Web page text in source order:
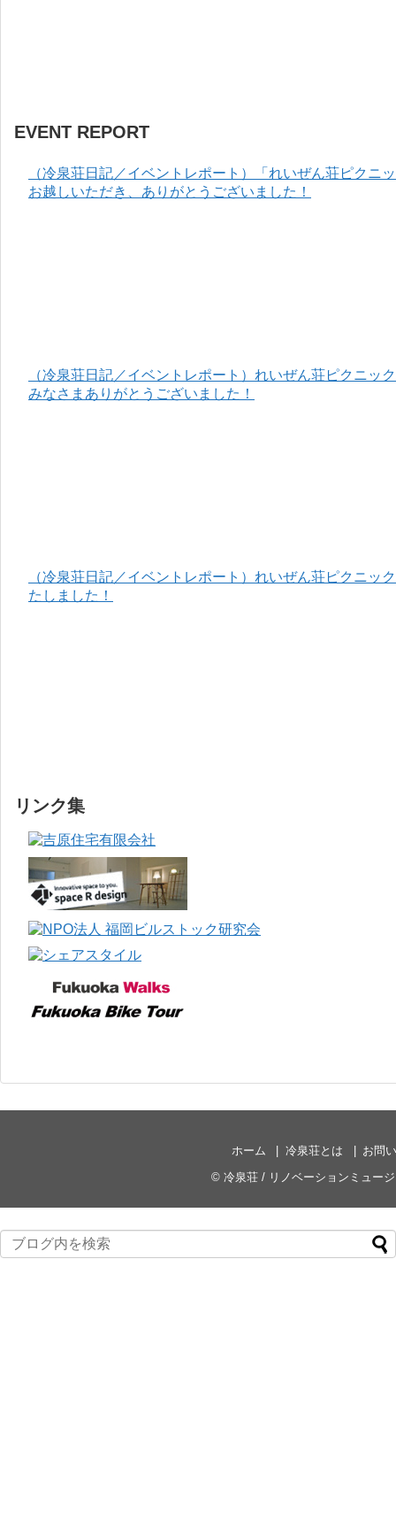
EVENT REPORT
（冷泉荘日記／イベントレポート）「れいぜん荘ピクニ
お越しいただき、ありがとうございました！
（冷泉荘日記／イベントレポート）れいぜん荘ピクニッ
みなさまありがとうございました！
（冷泉荘日記／イベントレポート）れいぜん荘ピクニッ
たしました！
リンク集
ホーム 冷泉荘とは
お問
© 冷泉荘 / リノベーションミュー